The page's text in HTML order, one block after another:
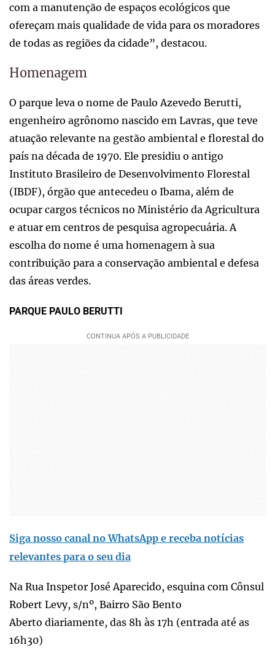
com a manutenção de espaços ecológicos que
ofereçam mais qualidade de vida para os moradores
de todas as regiões da cidade”, destacou.
Homenagem
O parque leva o nome de Paulo Azevedo Berutti,
engenheiro agrônomo nascido em Lavras, que teve
atuação relevante na gestão ambiental e florestal do
país na década de 1970. Ele presidiu o antigo
Instituto Brasileiro de Desenvolvimento Florestal
(IBDF), órgão que antecedeu o Ibama, além de
ocupar cargos técnicos no Ministério da Agricultura
e atuar em centros de pesquisa agropecuária. A
escolha do nome é uma homenagem à sua
contribuição para a conservação ambiental e defesa
das áreas verdes.
PARQUE PAULO BERUTTI
Siga nosso canal no WhatsApp e receba notícias
relevantes para o seu dia
Na Rua Inspetor José Aparecido, esquina com Cônsul
Robert Levy, s/nº, Bairro São Bento
Aberto diariamente, das 8h às 17h (entrada até as
16h30)